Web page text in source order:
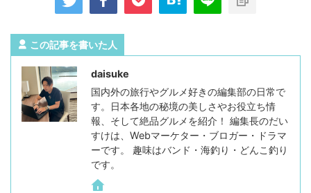
この記事を書いた人
daisuke
国内外の旅行やグルメ好きの編集部の日常で
す。日本各地の秘境の美しさやお役立ち情
報、そして絶品グルメを紹介！ 編集長のだい
すけは、Webマーケター・ブロガー・ドラマ
ーです。 趣味はバンド・海釣り・どんこ釣り
です。